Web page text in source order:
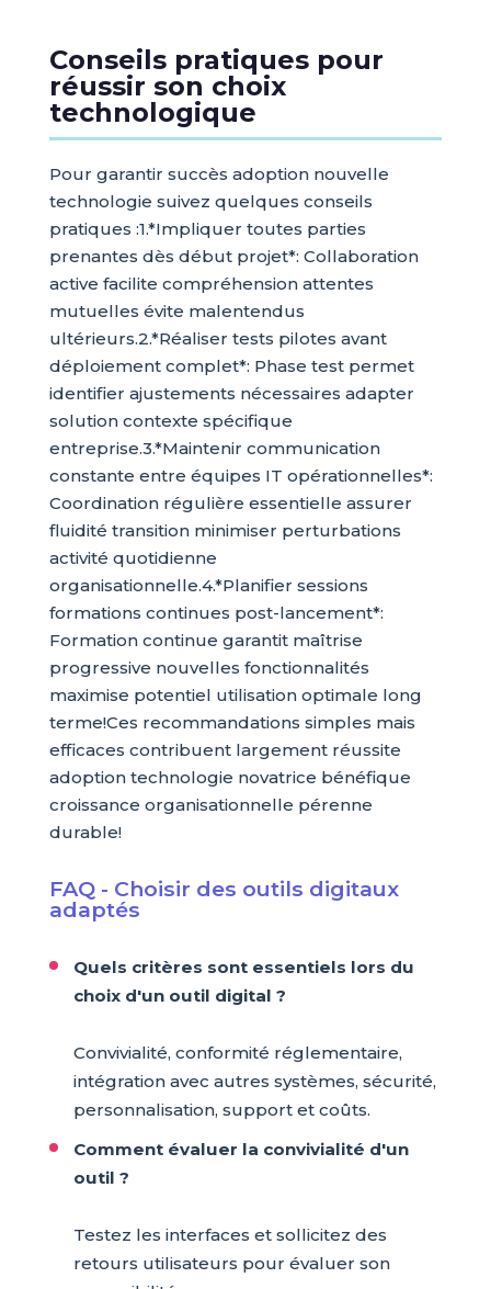
Conseils pratiques pour
réussir son choix
technologique
Pour garantir succès adoption nouvelle
technologie suivez quelques conseils
pratiques :1.*Impliquer toutes parties
prenantes dès début projet*: Collaboration
active facilite compréhension attentes
mutuelles évite malentendus
ultérieurs.2.*Réaliser tests pilotes avant
déploiement complet*: Phase test permet
identifier ajustements nécessaires adapter
solution contexte spécifique
entreprise.3.*Maintenir communication
constante entre équipes IT opérationnelles*:
Coordination régulière essentielle assurer
fluidité transition minimiser perturbations
activité quotidienne
organisationnelle.4.*Planifier sessions
formations continues post-lancement*:
Formation continue garantit maîtrise
progressive nouvelles fonctionnalités
maximise potentiel utilisation optimale long
terme!Ces recommandations simples mais
efficaces contribuent largement réussite
adoption technologie novatrice bénéfique
croissance organisationnelle pérenne
durable!
FAQ - Choisir des outils digitaux
adaptés
Quels critères sont essentiels lors du
choix d'un outil digital ?
Convivialité, conformité réglementaire,
intégration avec autres systèmes, sécurité,
personnalisation, support et coûts.
Comment évaluer la convivialité d'un
outil ?
Testez les interfaces et sollicitez des
retours utilisateurs pour évaluer son